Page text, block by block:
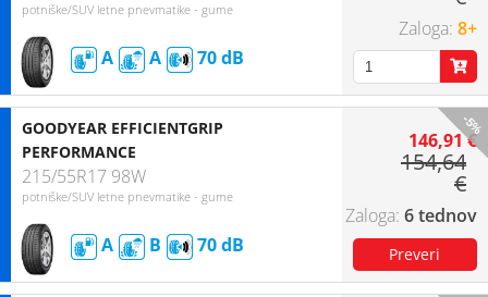
potniške/SUV letne pnevmatike - gume
A A 70
8+
-5%
GOODYEAR EFFICIENTGRIP
PERFORMANCE
215/55R17 98W
potniške/SUV letne pnevmatike - gume
A B 70
146,91 €
154,64
€
6 tednov